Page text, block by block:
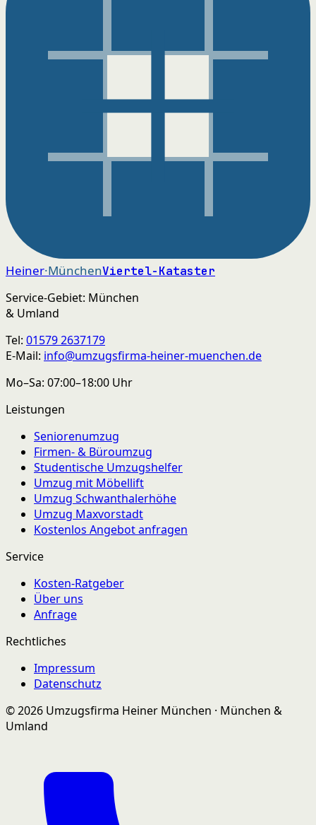
Heiner·MünchenViertel-Kataster
Service-Gebiet: München
& Umland
Tel: 01579 2637179
E-Mail: info@umzugsfirma-heiner-muenchen.de
Mo–Sa: 07:00–18:00 Uhr
Leistungen
Seniorenumzug
Firmen- & Büroumzug
Studentische Umzugshelfer
Umzug mit Möbellift
Umzug Schwanthalerhöhe
Umzug Maxvorstadt
Kostenlos Angebot anfragen
Service
Kosten-Ratgeber
Über uns
Anfrage
Rechtliches
Impressum
Datenschutz
© 2026 Umzugsfirma Heiner München · München &
Umland